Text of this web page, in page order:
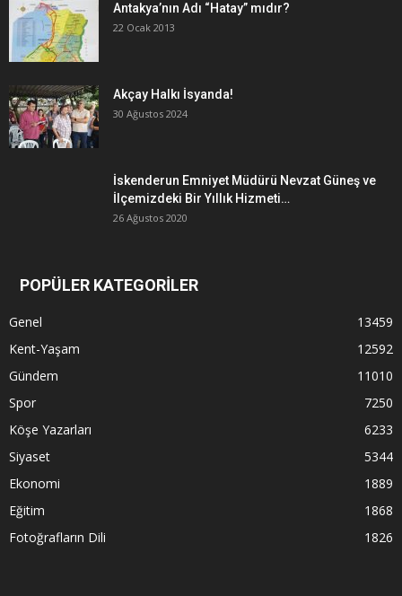
Antakya’nın Adı “Hatay” mıdır?
22 Ocak 2013
Akçay Halkı İsyanda!
30 Ağustos 2024
İskenderun Emniyet Müdürü Nevzat Güneş ve
İlçemizdeki Bir Yıllık Hizmeti…
26 Ağustos 2020
POPÜLER KATEGORİLER
Genel
13459
Kent-Yaşam
12592
Gündem
11010
Spor
7250
Köşe Yazarları
6233
Siyaset
5344
Ekonomi
1889
Eğitim
1868
Fotoğrafların Dili
1826